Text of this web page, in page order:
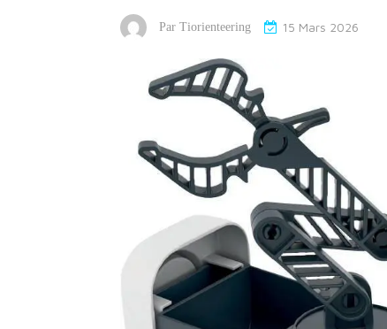
Par Tiorienteering 15 Mars 2026